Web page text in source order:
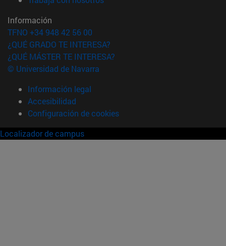
Información
TFNO +34 948 42 56 00
¿QUÉ GRADO TE INTERESA?
¿QUÉ MÁSTER TE INTERESA?
© Universidad de Navarra
Información legal
Accesibilidad
Configuración de cookies
Localizador de campus